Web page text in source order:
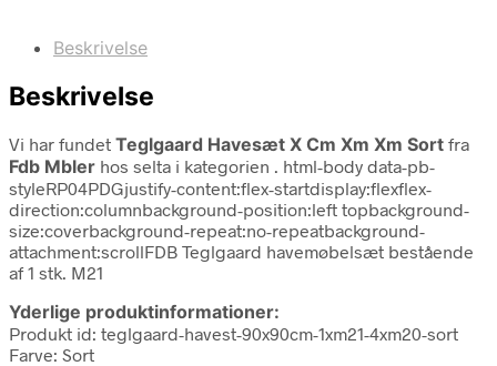
Beskrivelse
Beskrivelse
Vi har fundet Teglgaard Havesæt X Cm Xm Xm Sort fra
Fdb Mbler hos selta i kategorien . html-body data-pb-
styleRP04PDGjustify-content:flex-startdisplay:flexflex-
direction:columnbackground-position:left topbackground-
size:coverbackground-repeat:no-repeatbackground-
attachment:scrollFDB Teglgaard havemøbelsæt bestående
af 1 stk. M21
Yderlige produktinformationer:
Produkt id: teglgaard-havest-90x90cm-1xm21-4xm20-sort
Farve: Sort